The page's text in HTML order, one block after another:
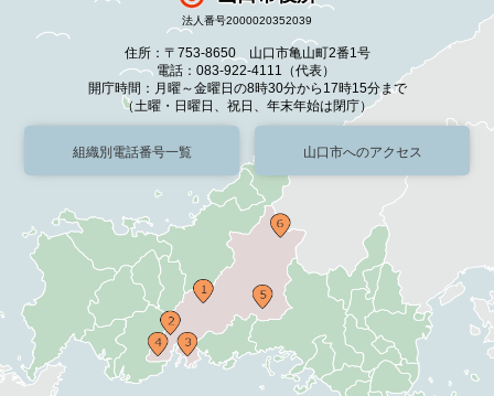
法人番号2000020352039
住所：〒753-8650 山口市亀山町2番1号
電話：083-922-4111（代表）
開庁時間：月曜～金曜日の8時30分から17時15分まで
（土曜・日曜日、祝日、年末年始は閉庁）
組織別電話番号一覧 山口市へのアクセス